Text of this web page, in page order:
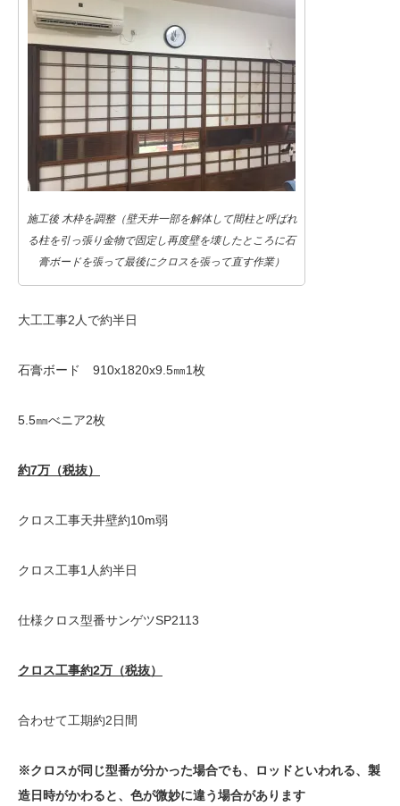
施工後 木枠を調整（壁天井一部を解体して間柱と呼ばれ
る柱を引っ張り金物で固定し再度壁を壊したところに石
膏ボードを張って最後にクロスを張って直す作業）
大工工事2人で約半日
石膏ボード 910x1820x9.5㎜1枚
5.5㎜べニア2枚
約7万（税抜）
クロス工事天井壁約10m弱
クロス工事1人約半日
仕様クロス型番サンゲツSP2113
クロス工事約2万（税抜）
合わせて工期約2日間
※クロスが同じ型番が分かった場合でも、ロッドといわれる、製
造日時がかわると、色が微妙に違う場合があります